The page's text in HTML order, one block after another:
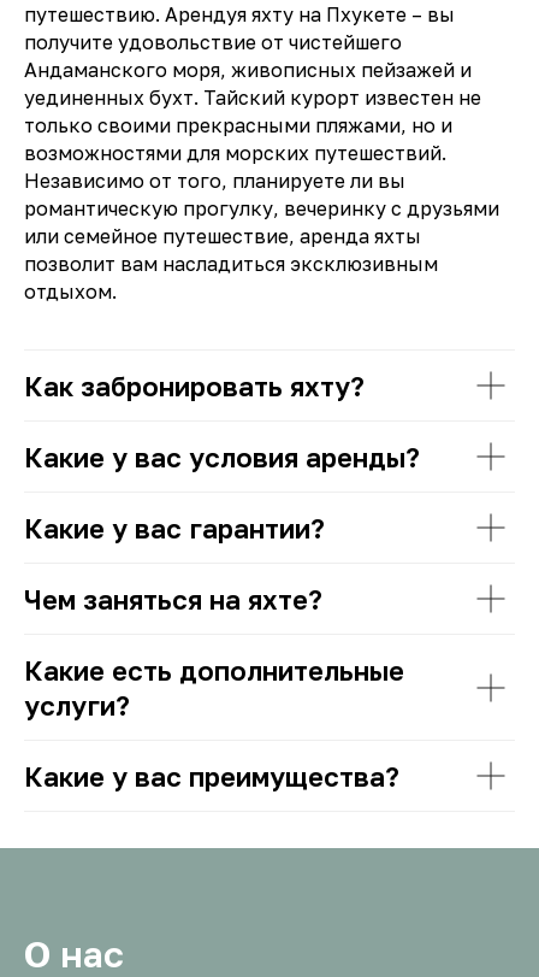
путешествию. Арендуя яхту на Пхукете – вы
получите удовольствие от чистейшего
Андаманского моря, живописных пейзажей и
уединенных бухт. Тайский курорт известен не
только своими прекрасными пляжами, но и
возможностями для морских путешествий.
Независимо от того, планируете ли вы
романтическую прогулку, вечеринку с друзьями
или семейное путешествие, аренда яхты
позволит вам насладиться эксклюзивным
отдыхом.
Как забронировать яхту?
Какие у вас условия аренды?
Какие у вас гарантии?
Чем заняться на яхте?
Какие есть дополнительные
услуги?
Какие у вас преимущества?
О нас